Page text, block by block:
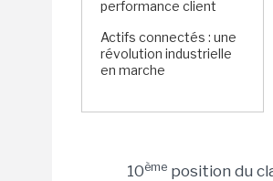
performance client
Actifs connectés : une
révolution industrielle
en marche
10ème position du